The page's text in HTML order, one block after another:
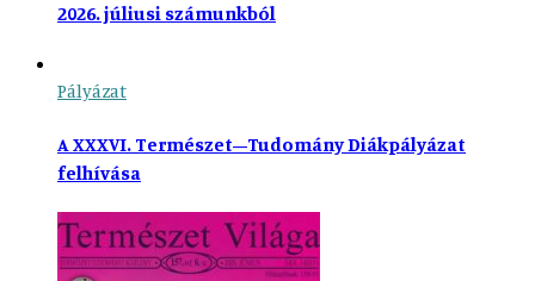
2026. júliusi számunkból
Pályázat
A XXXVI. Természet–Tudomány Diákpályázat
felhívása